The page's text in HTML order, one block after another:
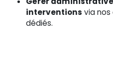
interventions via
dédiés.